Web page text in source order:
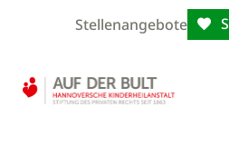
Stellenangebote